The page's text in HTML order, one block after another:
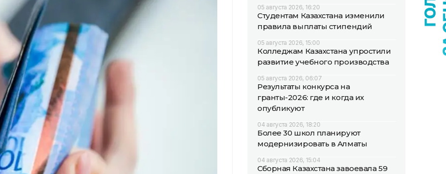
05 августа 2026, 16:20
Студентам Казахстана изменили
правила выплаты стипендий
05 августа 2026, 15:00
Колледжам Казахстана упростили
развитие учебного производства
05 августа 2026, 06:07
Результаты конкурса на
гранты-2026: где и когда их
опубликуют
04 августа 2026, 18:20
Более 30 школ планируют
модернизировать в Алматы
04 августа 2026, 15:04
Сборная Казахстана завоевала 59